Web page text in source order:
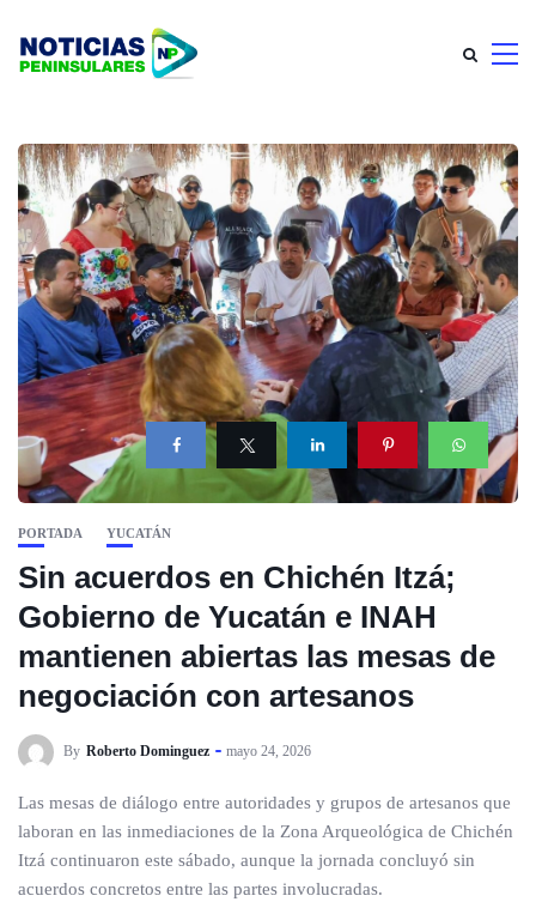
PORTADA YUCATÁN
Sin acuerdos en Chichén Itzá;
Gobierno de Yucatán e INAH
mantienen abiertas las mesas de
negociación con artesanos
By Roberto Dominguez mayo 24, 2026
Las mesas de diálogo entre autoridades y grupos de artesanos que
laboran en las inmediaciones de la Zona Arqueológica de Chichén
Itzá continuaron este sábado, aunque la jornada concluyó sin
acuerdos concretos entre las partes involucradas.